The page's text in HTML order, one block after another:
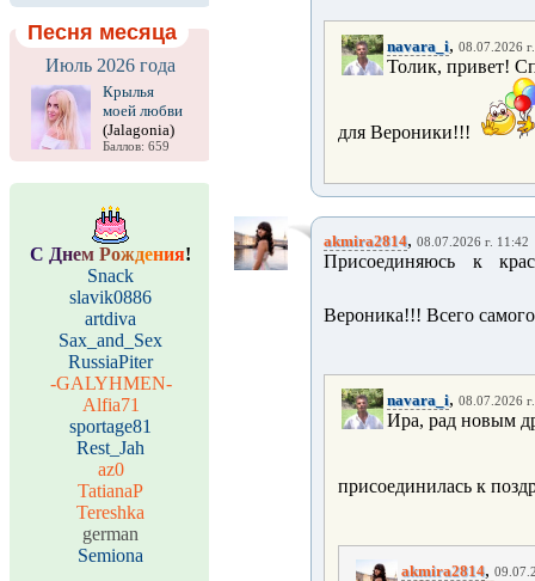
Песня месяца
Июль 2026 года
Крылья
моей любви
(Jalagonia)
Баллов: 659
С Днем Рождения!
Snack
slavik0886
artdiva
Sax_and_Sex
RussiaPiter
-GALYHMEN-
Alfia71
sportage81
Rest_Jah
az0
TatianaP
Tereshka
german
Semiona
navara_i, 08.07.2026
Толик, привет!
для Вероники!!!
akmira2814, 08.07.2026 г. 11:42
Присоединяюсь к
Вероника!!! Всего
navara_i, 08.07.2026
Ира, рад новым
присоединилась к
akmira2814,